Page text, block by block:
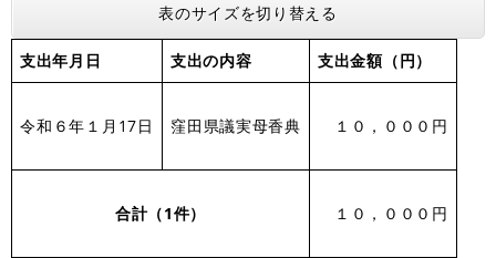
表のサイズを切り替える
支出年月日 支出の内容 支出金額（円）
令和６年１月17日 窪田県議実母香典 １０，０００円
合計（1件） １０，０００円